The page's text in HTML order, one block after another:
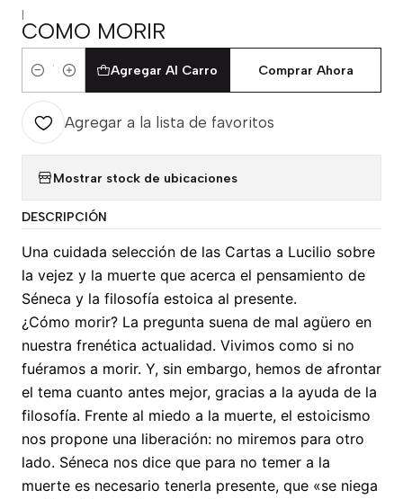
|
COMO MORIR
Cantidad
Agregar Al Carro Comprar Ahora
Agregar a la lista de favoritos
Mostrar stock de ubicaciones
DESCRIPCIÓN
Una cuidada selección de las Cartas a Lucilio sobre
la vejez y la muerte que acerca el pensamiento de
Séneca y la filosofía estoica al presente.
¿Cómo morir? La pregunta suena de mal agüero en
nuestra frenética actualidad. Vivimos como si no
fuéramos a morir. Y, sin embargo, hemos de afrontar
el tema cuanto antes mejor, gracias a la ayuda de la
filosofía. Frente al miedo a la muerte, el estoicismo
nos propone una liberación: no miremos para otro
lado. Séneca nos dice que para no temer a la
muerte es necesario tenerla presente, que «se niega